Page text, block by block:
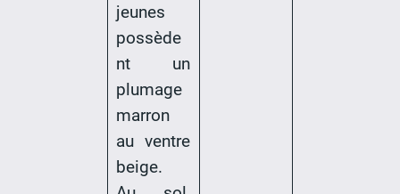
jeunes
possède
nt un
plumage
marron
au ventre
beige.